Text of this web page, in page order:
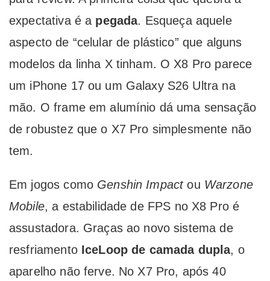
expectativa é a pegada. Esqueça aquele
aspecto de “celular de plástico” que alguns
modelos da linha X tinham. O X8 Pro parece
um iPhone 17 ou um Galaxy S26 Ultra na
mão. O frame em alumínio dá uma sensação
de robustez que o X7 Pro simplesmente não
tem.
Em jogos como Genshin Impactou Warzone
Mobile, a estabilidade de FPS no X8 Pro é
assustadora. Graças ao novo sistema de
resfriamento IceLoop de camada dupla, o
aparelho não ferve. No X7 Pro, após 40